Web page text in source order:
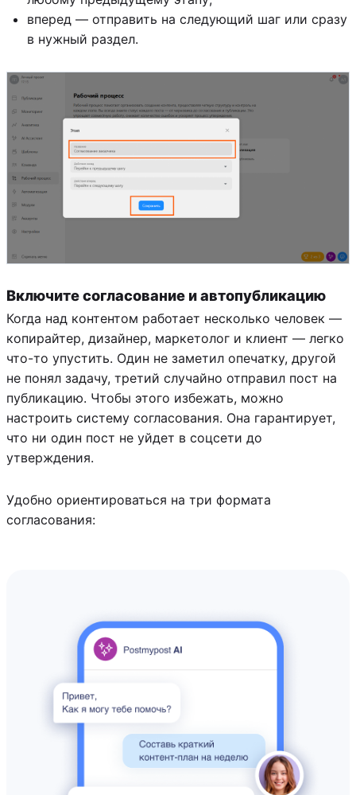
вперед — отправить на следующий шаг или сразу
в нужный раздел.
Включите согласование и автопубликацию
Когда над контентом работает несколько человек —
копирайтер, дизайнер, маркетолог и клиент — легко
что-то упустить. Один не заметил опечатку, другой
не понял задачу, третий случайно отправил пост на
публикацию. Чтобы этого избежать, можно
настроить систему согласования. Она гарантирует,
что ни один пост не уйдет в соцсети до
утверждения.
Удобно ориентироваться на три формата
согласования: